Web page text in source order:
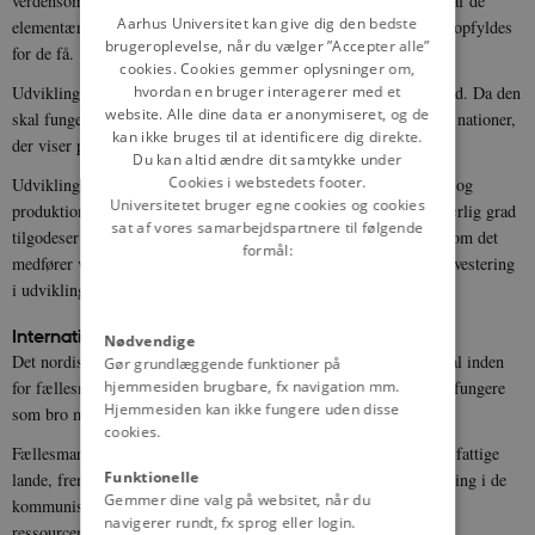
elementære behov for alle mennesker før yderligere luksusbehov opfyldes
for de få.
Udviklingsbistanden bør ske både som tosidig og flersidig bistand. Da den
skal fungere som hjælp til selvhjælp, bør den fortrinsvis ydes til nationer,
der viser politisk vilje til at hjælpe sig selv.
Udviklingsbistanden må bl.a. omfatte et udstrakt handelspolitisk og
produktionsmæssigt samarbejde med udviklingslandene, der i særlig grad
tilgodeser udviklingslandenes interesser. Dette gælder også, selvom det
medfører visse omlægninger af dansk erhvervsliv. Den private investering
i udviklingslandene søges fremmet.
Internationalt samarbejde.
Det nordiske samarbejde skal bevares og udbygges. Danmark skal inden
for fællesmarkedet tale de øvrige nordiske landes sag og således fungere
som bro mellem Norden og det øvrige Europa.
Fællesmarkedet skal bruges til at udligne kløften mellem rige og fattige
lande, fremme det europæiske samarbejde, støtte en bedre udvikling i de
kommunistiske stater i Europa, samt bekæmpe forurening og
DANISH
Aarhus Universitet kan give dig den bedste
brugeroplevelse, når du vælger ”Accepter alle”
cookies. Cookies gemmer oplysninger om,
hvordan en bruger interagerer med et
website. Alle dine data er anonymiseret, og de
kan ikke bruges til at identificere dig direkte.
Du kan altid ændre dit samtykke under
Cookies i webstedets footer.
Universitetet bruger egne cookies og cookies
sat af vores samarbejdspartnere til følgende
formål:
Nødvendige
Gør grundlæggende funktioner på
hjemmesiden brugbare, fx navigation mm.
Hjemmesiden kan ikke fungere uden disse
cookies.
Funktionelle
Gemmer dine valg på websitet, når du
navigerer rundt, fx sprog eller login.